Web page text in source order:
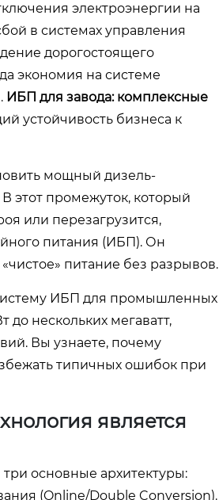
электроэнергии на
в системах управления
дорогостоящего
экономия на системе
ИБП для завода: комплексные
устойчивость бизнеса к
мощный дизель-
этот промежуток, который
или перезагрузится,
питания (ИБП). Он
питание без разрывов.
систему ИБП для промышленных
нескольких мегаватт,
Вы узнаете, почему
типичных ошибок при
является
основные архитектуры:
(Online/Double Conversion).